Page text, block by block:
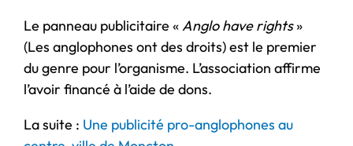
Le panneau publicitaire «Anglo have rights»
(Les anglophones ont des droits) est le premier
du genre pour l’organisme. L’association affirme
l’avoir financé à l’aide de dons.
La suite : Une publicité pro-anglophones au